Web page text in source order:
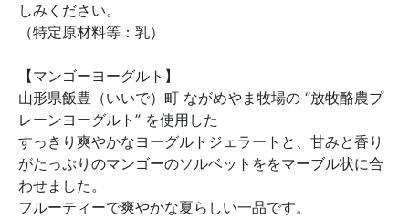
しみください。
（特定原材料等：乳）
【マンゴーヨーグルト】
山形県飯豊（いいで）町 ながめやま牧場の “放牧酪農プ
レーンヨーグルト” を使用した
すっきり爽やかなヨーグルトジェラートと、甘みと香り
がたっぷりのマンゴーのソルベットををマーブル状に合
わせました。
フルーティーで爽やかな夏らしい一品です。